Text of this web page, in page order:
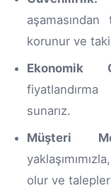
korunur ve
Ekonomik
sunarız.
Müşteri
olur ve